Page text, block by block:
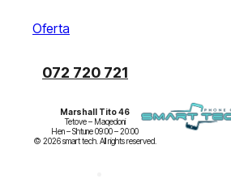
Oferta
072 720 721
Marshall Tito 46
Tetove – Maqedoni
Hen – Shtune 09:00 – 20:00